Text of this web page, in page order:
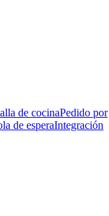
de cocinaPedido por
de esperaIntegración